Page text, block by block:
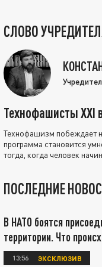
СЛОВО
Технофашисты XXI
Технофашизм побеждает
программа становится
тогда, когда человек
ПОСЛЕДНИЕ
В НАТО боятся
территории. Что
13:56 ЭКСКЛЮЗИВ